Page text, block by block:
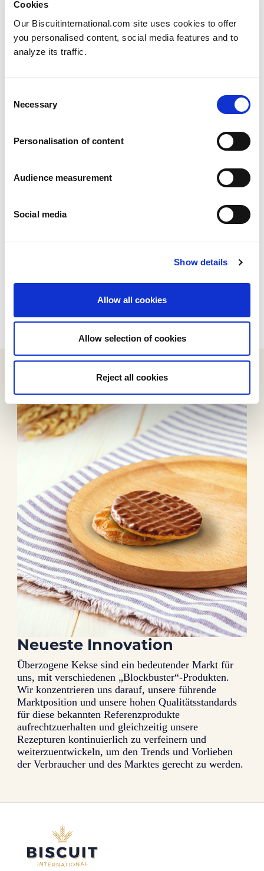
Cookies
Our Biscuitinternational.com site uses cookies to offer
you personalised content, social media features and to
analyze its traffic.
Selection
Necessary
Personalisation of content
Audience measurement
Social media
Show details
Allow all cookies
Allow selection of cookies
Reject all cookies
Verbrauchereinblicke
französischen Marktes, wo sie mit mehr als 107
Kategorie darstellen. Eigenmarken machen
Überzogene Kekse sind für Erwachsene und Kinder
gleichermaßen attraktiv.
Praktische Verpackungsformate ermöglichen es den
Neueste Innovation
Überzogene Kekse sind ein bedeutender Markt für
uns, mit verschiedenen „Blockbuster“-Produkten.
Wir konzentrieren uns darauf, unsere führende
Marktposition und unsere hohen Qualitätsstandards
für diese bekannten Referenzprodukte
aufrechtzuerhalten und gleichzeitig unsere
Rezepturen kontinuierlich zu verfeinern und
weiterzuentwickeln, um den Trends und Vorlieben
der Verbraucher und des Marktes gerecht zu werden.